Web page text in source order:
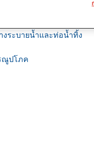
รวจสอบ และการหาตำแหน่
บแบบมือถือ
ระบายน้ำและท่อน้ำทิ้ง
ณูปโภค